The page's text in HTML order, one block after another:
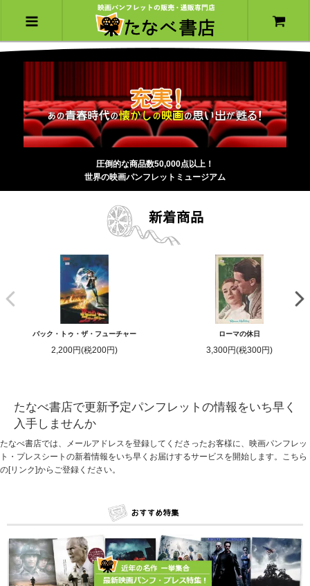
圧倒的な商品数50,000点以上！
世界の映画パンフレットミュージアム
バック・トゥ・ザ・フューチャー
2,200円(税200円)
ローマの休日
3,300円(税300円)
たなべ書店で更新予定パンフレットの情報をいち早く
入手しませんか
たなべ書店では、メールアドレスを登録してくださったお客様に、映画パンフレッ
ト・プレスシートの新着情報をいち早くお届けするサービスを開始します。 こちら
の[リンク]からご登録ください。